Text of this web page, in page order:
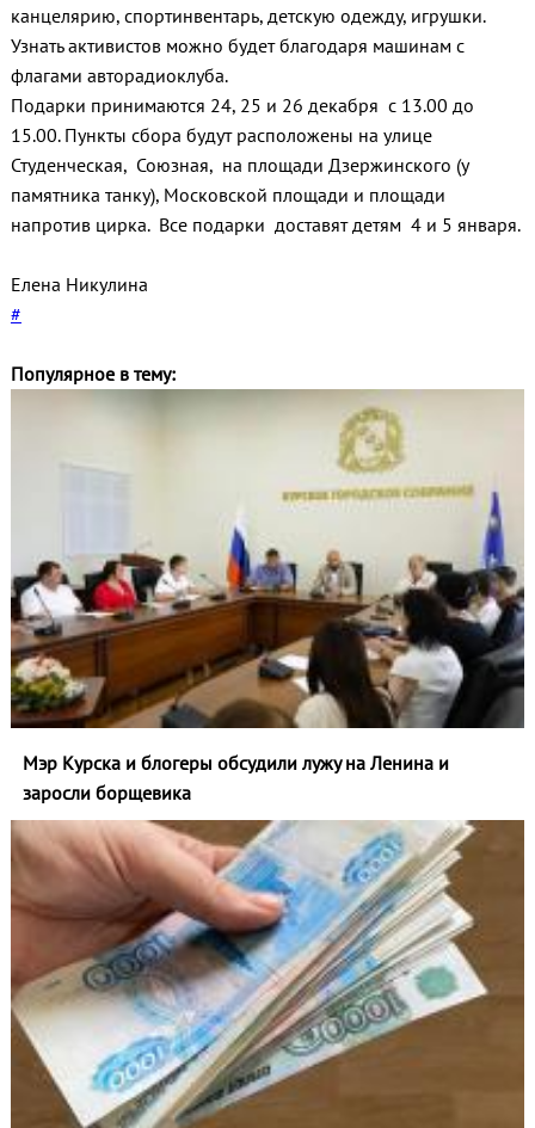
канцелярию, спортинвентарь, детскую одежду, игрушки.
Узнать активистов можно будет благодаря машинам с
флагами авторадиоклуба.
Подарки принимаются 24, 25 и 26 декабря с 13.00 до
15.00. Пункты сбора будут расположены на улице
Студенческая, Союзная, на площади Дзержинского (у
памятника танку), Московской площади и площади
напротив цирка. Все подарки доставят детям 4 и 5 января.
Елена Никулина
#
Популярное в тему:
Мэр Курска и блогеры обсудили лужу на Ленина и
заросли борщевика